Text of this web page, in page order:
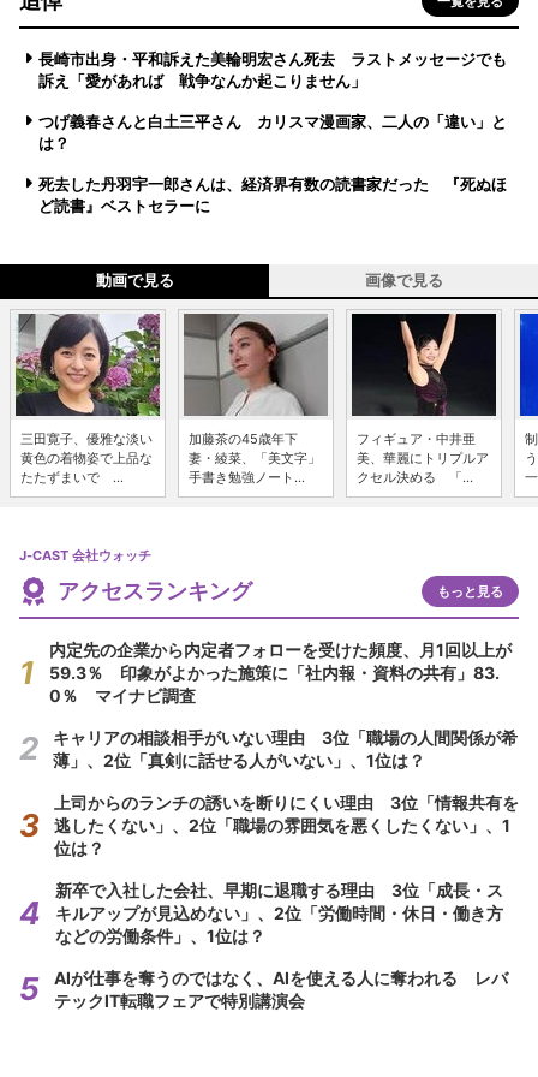
長崎市出身・平和訴えた美輪明宏さん死去 ラストメッセージでも
訴え「愛があれば 戦争なんか起こりません」
つげ義春さんと白土三平さん カリスマ漫画家、二人の「違い」と
は？
死去した丹羽宇一郎さんは、経済界有数の読書家だった 『死ぬほ
ど読書』ベストセラーに
動画で見る 画像で見る
三田寛子、優雅な淡い
黄色の着物姿で上品な
たたずまいで ...
加藤茶の45歳年下
妻・綾菜、「美文字」
手書き勉強ノート...
フィギュア・中井亜
美、華麗にトリプルア
クセル決める 「...
J-CAST 会社ウォッチ
アクセスランキング もっと見る
内定先の企業から内定者フォローを受けた頻度、月1回以上が
59.3％ 印象がよかった施策に「社内報・資料の共有」83.
0％ マイナビ調査
キャリアの相談相手がいない理由 3位「職場の人間関係が希
薄」、2位「真剣に話せる人がいない」、1位は？
上司からのランチの誘いを断りにくい理由 3位「情報共有を
逃したくない」、2位「職場の雰囲気を悪くしたくない」、1
位は？
新卒で入社した会社、早期に退職する理由 3位「成長・ス
キルアップが見込めない」、2位「労働時間・休日・働き方
などの労働条件」、1位は？
AIが仕事を奪うのではなく、AIを使える人に奪われる レバ
テックIT転職フェアで特別講演会